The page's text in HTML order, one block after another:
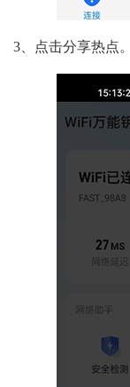
3、点击分享热点。